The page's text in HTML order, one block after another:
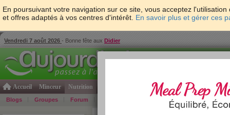
En poursuivant votre navigation sur ce site, vous acceptez
et offres adaptés à vos centres d'intérêt. En savoir plus et gérer ces
Vendredi 7 août 2026 - Bonne fête aux Didier
Accueil Minceur Nutrition Psycho & tests Forme & santé
Blogs Groupes Forum Bons Plans